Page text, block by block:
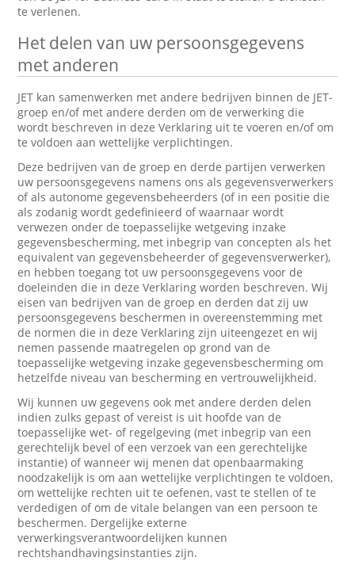
te verlenen.
Het delen van uw persoonsgegevens
met anderen
JET kan samenwerken met andere bedrijven binnen de JET-
groep en/of met andere derden om de verwerking die
wordt beschreven in deze Verklaring uit te voeren en/of om
te voldoen aan wettelijke verplichtingen.
Deze bedrijven van de groep en derde partijen verwerken
uw persoonsgegevens namens ons als gegevensverwerkers
of als autonome gegevensbeheerders (of in een positie die
als zodanig wordt gedefinieerd of waarnaar wordt
verwezen onder de toepasselijke wetgeving inzake
gegevensbescherming, met inbegrip van concepten als het
equivalent van gegevensbeheerder of gegevensverwerker),
en hebben toegang tot uw persoonsgegevens voor de
doeleinden die in deze Verklaring worden beschreven. Wij
eisen van bedrijven van de groep en derden dat zij uw
persoonsgegevens beschermen in overeenstemming met
de normen die in deze Verklaring zijn uiteengezet en wij
nemen passende maatregelen op grond van de
toepasselijke wetgeving inzake gegevensbescherming om
hetzelfde niveau van bescherming en vertrouwelijkheid.
Wij kunnen uw gegevens ook met andere derden delen
indien zulks gepast of vereist is uit hoofde van de
toepasselijke wet- of regelgeving (met inbegrip van een
gerechtelijk bevel of een verzoek van een gerechtelijke
instantie) of wanneer wij menen dat openbaarmaking
noodzakelijk is om aan wettelijke verplichtingen te voldoen,
om wettelijke rechten uit te oefenen, vast te stellen of te
verdedigen of om de vitale belangen van een persoon te
beschermen. Dergelijke externe
verwerkingsverantwoordelijken kunnen
rechtshandhavingsinstanties zijn.